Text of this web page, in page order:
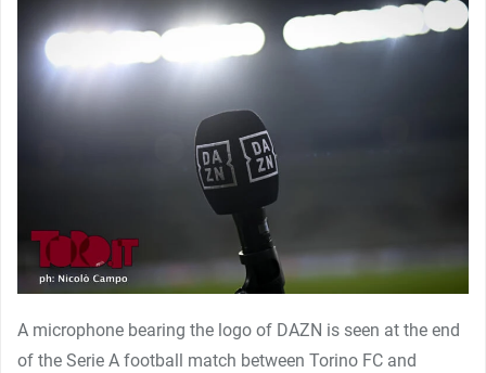
A microphone bearing the logo of DAZN is seen at the end
of the Serie A football match between Torino FC and